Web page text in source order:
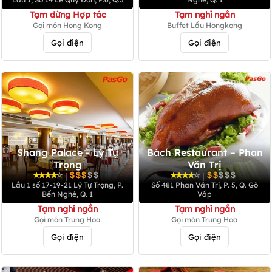
Tạm dừng Hợp tác
Gọi món Hong Kong
Gọi điện
Tạm nghỉ ngắn
Buffet Lẩu Hongkong
Gọi điện
Shang Palace - Lý Tự
Trọng
|
Lầu 1 số 17-19-21 Lý Tự Trọng, P.
Bến Nghé, Q. 1
Tạm nghỉ ngắn
Gọi món Trung Hoa
Gọi điện
Bách Restaurant – Phan
Văn Trị
|
Số 481 Phan Văn Trị, P. 5, Q. Gò
Vấp
Tạm nghỉ ngắn
Gọi món Trung Hoa
Gọi điện